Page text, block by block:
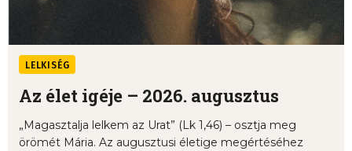
LELKISÉG
Az élet igéje – 2026. augusztus
„Magasztalja lelkem az Urat” (Lk 1,46) – osztja meg
örömét Mária. Az augusztusi életige megértéséhez